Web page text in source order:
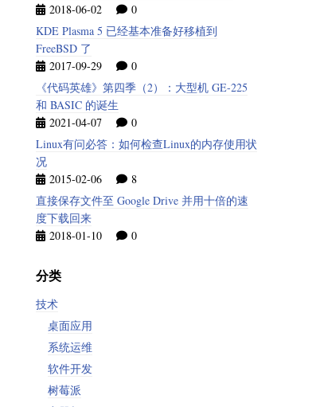
2018-06-02
0
KDE Plasma 5 已经基本准备好移植到
FreeBSD 了
2017-09-29
0
《代码英雄》第四季（2）：大型机 GE-225
和 BASIC 的诞生
2021-04-07
0
Linux有问必答：如何检查Linux的内存使用状
况
2015-02-06
8
直接保存文件至 Google Drive 并用十倍的速
度下载回来
2018-01-10
0
分类
技术
桌面应用
系统运维
软件开发
树莓派